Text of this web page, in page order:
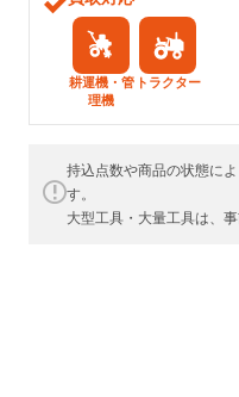
耕運機・管
理機
トラクター
持込点数や商品の状態に
す。
大型工具・大量工具は、